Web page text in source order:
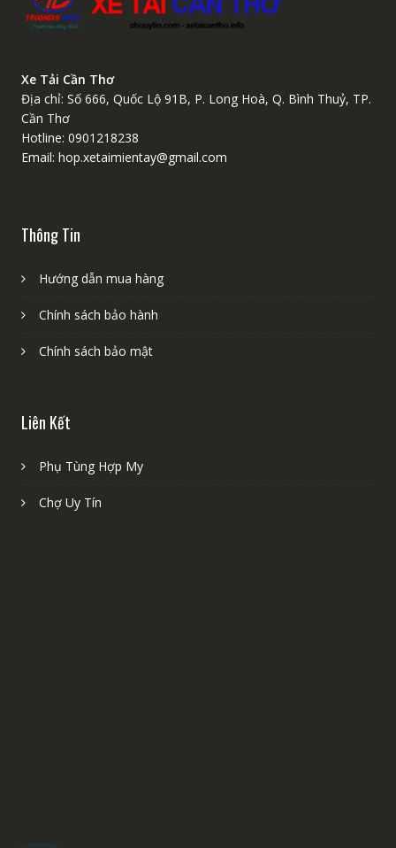
Xe Tải Cần Thơ
Địa chỉ: Số 666, Quốc Lộ 91B, P. Long Hoà, Q. Bình Thuỷ, TP.
Cần Thơ
Hotline: 0901218238
Email: hop.xetaimientay@gmail.com
Thông Tin
Hướng dẫn mua hàng
Chính sách bảo hành
Chính sách bảo mật
Liên Kết
Phụ Tùng Hợp My
Chợ Uy Tín